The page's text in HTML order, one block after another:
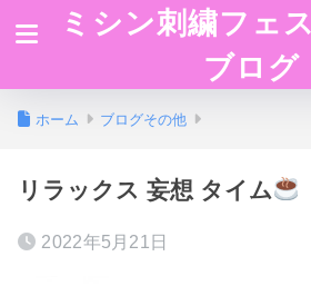
ミシン刺繍フェ
ブログ
ホーム ブログその他
リラックス 妄想 タイム
2022年5月21日